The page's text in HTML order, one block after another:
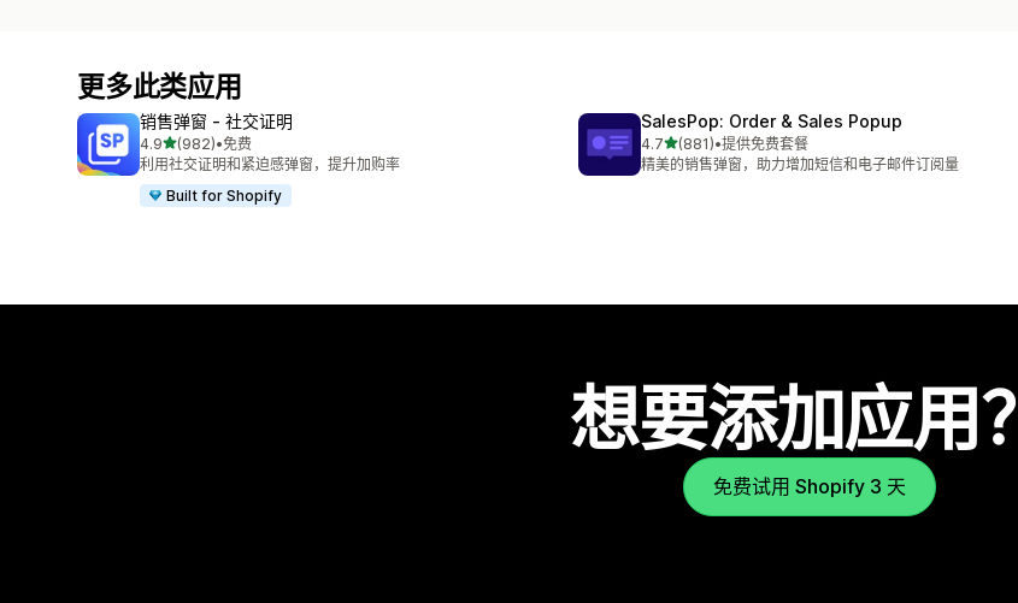
更多此类应用
销售弹窗 ‑ 社交证明
4.9星（满分 5 星）
(982)
总共 982 条评论
•免费
利用社交证明和紧迫感弹窗，提升加购率
Built for Shopify
SalesPop: Order & Sales Popup
4.7星（满分 5 星）
(881)
总共 881 条评论
•提供免费套餐
精美的销售弹窗，助力增加短信和电子邮件订阅量
想要添加应用？
免费试用 Shopify 3 天